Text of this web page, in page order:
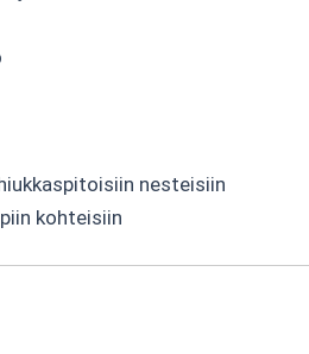
nesteisiin
kohteisiin